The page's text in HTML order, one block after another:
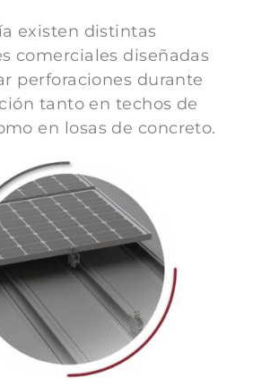
existen distintas
comerciales diseñadas
perforaciones durante
tanto en techos de
en losas de concreto.